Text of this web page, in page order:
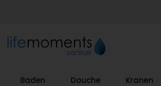
Baden Douche Kranen